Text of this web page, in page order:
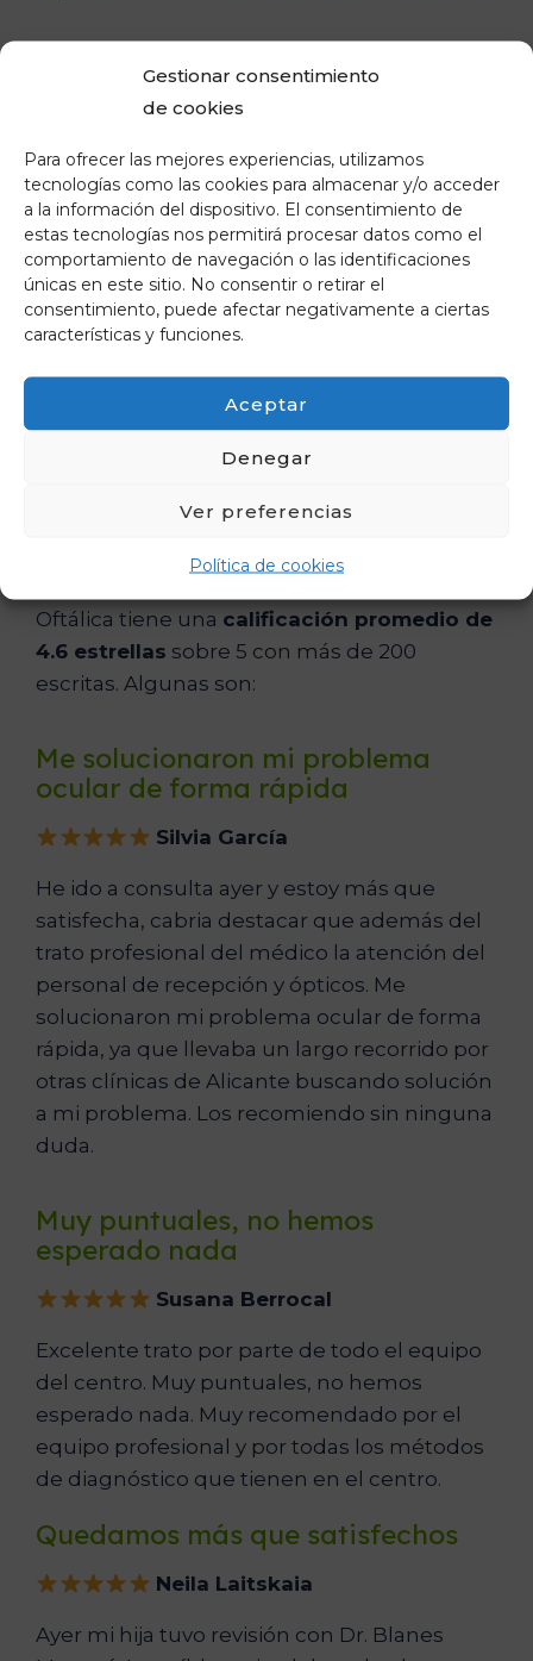
Gestionar consentimiento
de cookies
Para ofrecer las mejores experiencias, utilizamos
tecnologías como las cookies para almacenar y/o acceder
a la información del dispositivo. El consentimiento de
estas tecnologías nos permitirá procesar datos como el
comportamiento de navegación o las identificaciones
únicas en este sitio. No consentir o retirar el
consentimiento, puede afectar negativamente a ciertas
características y funciones.
Aceptar
Denegar
Ver preferencias
Política de cookies
Especialización en enfermedades
de retina y mácula
dispone de tecnología avanzada para el
diagnóstico de enfermedades retinianas
periféricas. Entre sus herramientas destaca
el sistema «OPTOMAP«, único en la
provincia, que permite examinar los 360º de
la retina, incluso sin necesidad de dilatar la
Opiniones de los pacientes sobre
Los pacientes destacan la profesionalidad
del equipo médico y la atención
Oftálica tiene una calificación promedio de
4.6 estrellas sobre 5 con más de 200
escritas. Algunas son:
Me solucionaron mi problema
ocular de forma rápida
Silvia García
He ido a consulta ayer y estoy más que
satisfecha, cabria destacar que además del
trato profesional del médico la atención del
personal de recepción y ópticos. Me
solucionaron mi problema ocular de forma
rápida, ya que llevaba un largo recorrido por
otras clínicas de Alicante buscando solución
a mi problema. Los recomiendo sin ninguna
duda.
Muy puntuales, no hemos
esperado nada
Susana Berrocal
Excelente trato por parte de todo el equipo
del centro. Muy puntuales, no hemos
esperado nada. Muy recomendado por el
equipo profesional y por todas los métodos
de diagnóstico que tienen en el centro.
Quedamos más que satisfechos
Neila Laitskaia
Ayer mi hija tuvo revisión con Dr. Blanes